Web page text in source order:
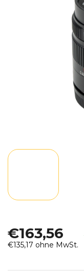
Sternen.
€163,56
€135,17 ohne MwSt.